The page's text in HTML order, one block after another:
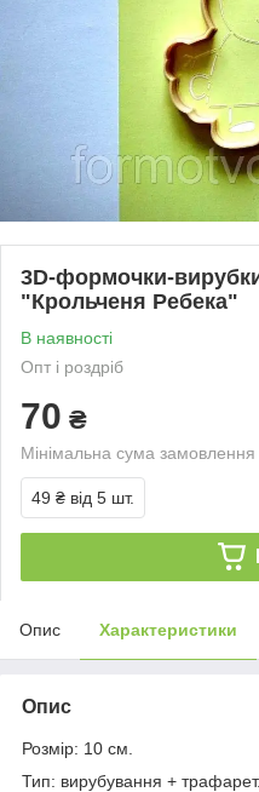
3D-формочки-
"Крольченя Ребека"
В наявності
Опт і роздріб
70 ₴
Мінімальна сума
49 ₴ від 5 шт.
Опис Характеристики
Опис
Розмір: 10 см.
Тип: вирубування + трафарет.